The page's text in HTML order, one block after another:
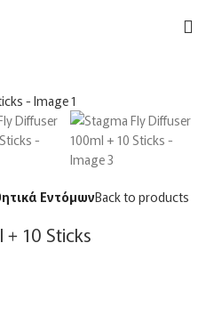
ΕντόμωνBack to products
+ 10 Sticks